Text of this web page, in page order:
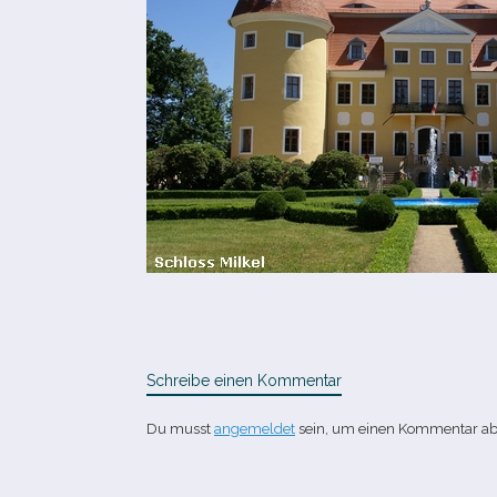
Schreibe einen Kommentar
Du musst angemeldet sein, um einen Kommentar